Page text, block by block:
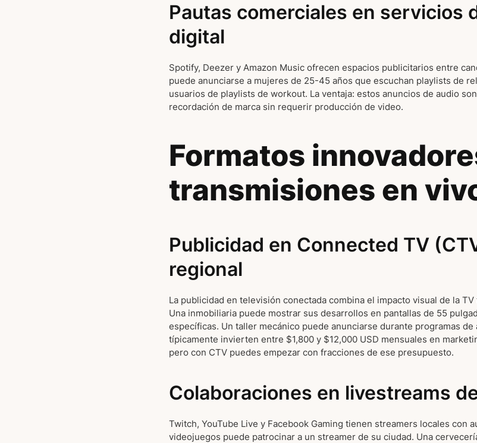
Pautas comerciales en servicios
digital
Spotify, Deezer y Amazon Music ofrecen espacios publicitarios entre
puede anunciarse a mujeres de 25-45 años que escuchan playlists de
usuarios de playlists de workout. La ventaja: estos anuncios de audio
recordación de marca sin requerir producción de video.
Formatos
transmisiones en
Publicidad en Connected TV
regional
La publicidad en televisión conectada combina el impacto visual de la
Una inmobiliaria puede mostrar sus desarrollos en pantallas de 55
específicas. Un taller mecánico puede anunciarse durante programas de
típicamente invierten entre $1,800 y $12,000 USD mensuales en
pero con CTV puedes empezar con fracciones de ese presupuesto.
Colaboraciones en livestreams
Twitch, YouTube Live y Facebook Gaming tienen streamers locales con
videojuegos puede patrocinar a un streamer de su ciudad. Una